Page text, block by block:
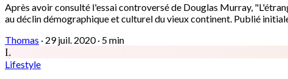
Après avoir consulté l'essai controversé de Douglas Murray,
au déclin démographique et culturel du vieux continent. Publié
Thomas · 29 juil. 2020 · 5 min
L
Lifestyle